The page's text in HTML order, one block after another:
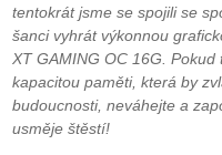
tentokrát jsme se spojili se
šanci vyhrát výkonnou
XT GAMING OC 16G.
kapacitou paměti, která by
budoucnosti, neváhejte a
usměje štěstí!